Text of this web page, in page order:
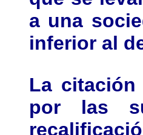
a una
inferior al
La
por las